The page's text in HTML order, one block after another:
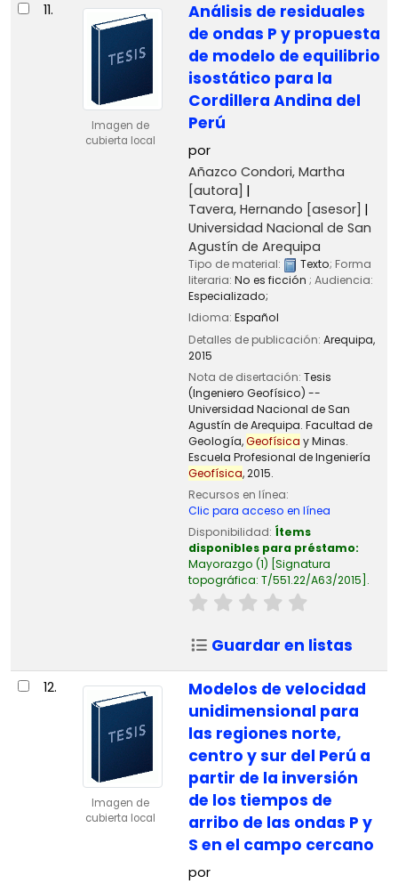
11.
Imagen de
cubierta local
Análisis de residuales
de ondas P y propuesta
de modelo de equilibrio
isostático para la
Cordillera Andina del
Perú
por
Añazco Condori, Martha
[autora]
Tavera, Hernando [asesor]
Universidad Nacional de San
Agustín de Arequipa
Tipo de material: Texto; Forma
literaria: No es ficción ; Audiencia:
Especializado;
Idioma: Español
Detalles de publicación: Arequipa,
2015
Nota de disertación: Tesis
(Ingeniero Geofísico) --
Universidad Nacional de San
Agustín de Arequipa. Facultad de
Geología,Geofísica y Minas.
Escuela Profesional de Ingeniería
Geofísica, 2015.
Recursos en línea:
Clic para acceso en línea
Disponibilidad: Ítems
disponibles para préstamo:
Mayorazgo (1) Signatura
topográfica: T/551.22/A63/2015 .
Guardar en listas
12.
Imagen de
cubierta local
Modelos de velocidad
unidimensional para
las regiones norte,
centro y sur del Perú a
partir de la inversión
de los tiempos de
arribo de las ondas P y
S en el campo cercano
por